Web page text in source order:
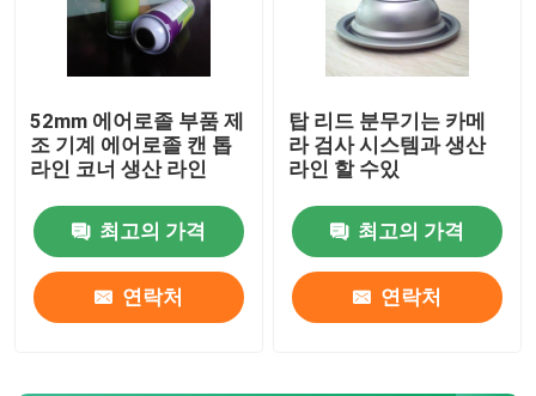
52mm 에어로졸 부품 제
조 기계 에어로졸 캔 톱
라인 코너 생산 라인
최고의 가격
연락처
탑 리드 분무기는 카메
라 검사 시스템과 생산
라인 할 수있
최고의 가격
연락처